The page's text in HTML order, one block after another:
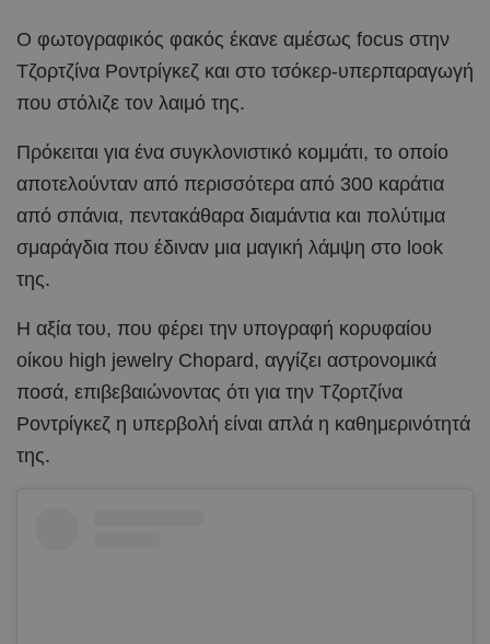
Ο φωτογραφικός φακός έκανε αμέσως focus στην
Τζορτζίνα Ροντρίγκεζ και στο τσόκερ-υπερπαραγωγή
που στόλιζε τον λαιμό της.
Πρόκειται για ένα συγκλονιστικό κομμάτι, το οποίο
αποτελούνταν από περισσότερα από 300 καράτια
από σπάνια, πεντακάθαρα διαμάντια και πολύτιμα
σμαράγδια που έδιναν μια μαγική λάμψη στο look
της.
Η αξία του, που φέρει την υπογραφή κορυφαίου
οίκου high jewelry Chopard, αγγίζει αστρονομικά
ποσά, επιβεβαιώνοντας ότι για την Τζορτζίνα
Ροντρίγκεζ η υπερβολή είναι απλά η καθημερινότητά
της.